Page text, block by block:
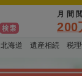
月間
200
北海道 遺産相続 税理